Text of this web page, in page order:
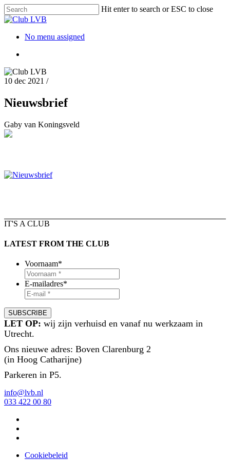
Hit enter to search or ESC to close
No menu assigned
10 dec 2021 /
Nieuwsbrief
Gaby van Koningsveld
IT'S A CLUB
LATEST FROM THE CLUB
Voornaam*
E-mailadres*
LET OP: wij zijn verhuisd en vanaf nu werkzaam in
Utrecht.
Ons nieuwe adres: Boven Clarenburg 2
(in Hoog Catharijne)
Parkeren in P5.
info@lvb.nl
033 422 00 80
Cookiebeleid